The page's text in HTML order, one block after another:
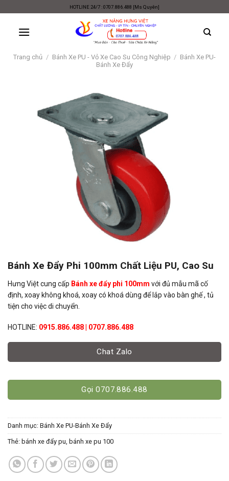
content
HOTLINE 24/7 : 0707.886.488 [Ms Quyên]
Trang chủ / Bánh Xe PU - Vỏ Xe Cao Su Công Nghiệp / Bánh Xe PU-
Bánh Xe Đẩy
Bánh Xe Đẩy Phi 100mm Chất Liệu PU, Cao Su
Hưng Việt cung cấp Bánh xe đẩy phi 100mm với đủ mẫu mã cố
định, xoay không khoá, xoay có khoá dùng để lắp vào bàn ghế , tủ
tiện cho việc di chuyển.
HOTLINE: 0915.886.488 | 0707.886.488
Chat Zalo
Gọi 0707.886.488
Danh mục: Bánh Xe PU-Bánh Xe Đẩy
Thẻ: bánh xe đẩy pu bánh xe pu 100